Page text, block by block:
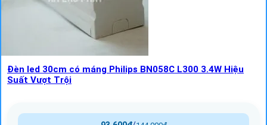
Đèn led 30cm có máng Philips BN058C L300 3.4W Hiệu
Suất Vượt Trội